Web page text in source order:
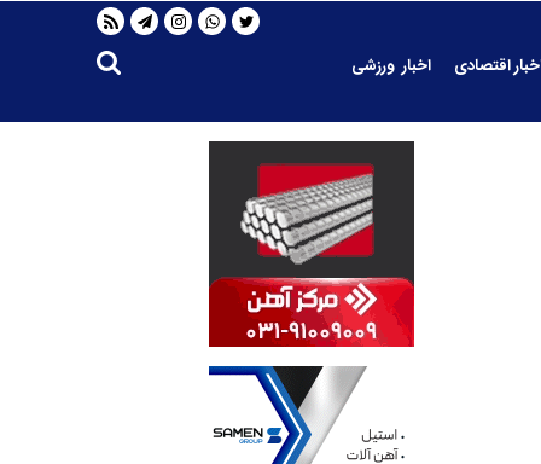
اقتصادی
اخبار ورزشی